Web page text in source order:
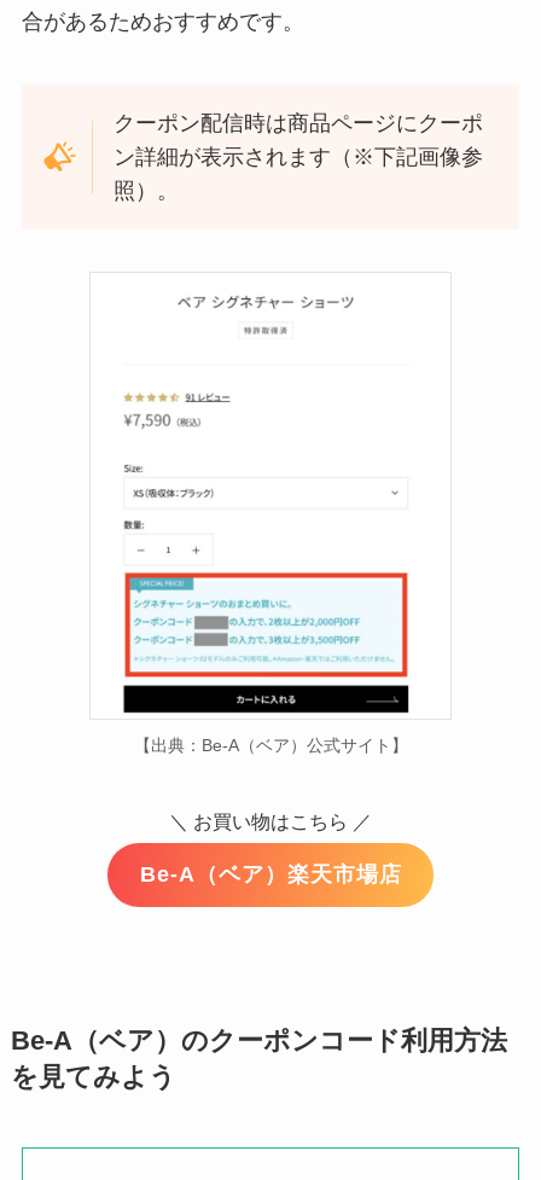
合があるためおすすめです。
クーポン配信時は商品ページにクーポ
ン詳細が表示されます（※下記画像参
照）。
【出典：Be-A（ベア）公式サイト】
＼ お買い物はこちら ／
Be-A（ベア）楽天市場店
Be-A（ベア）のクーポンコード利用方法
を見てみよう